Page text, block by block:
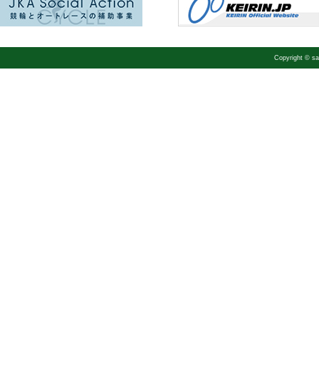
Copyright ©